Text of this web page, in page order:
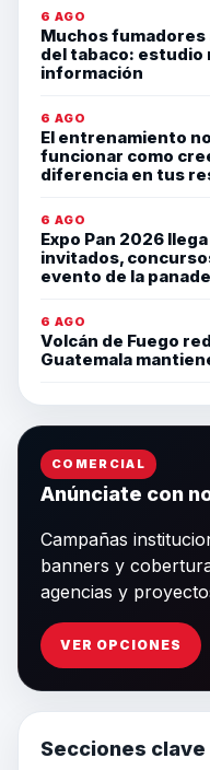
6 AGO
Muchos
del tabaco:
información
6 AGO
El entrenamiento
funcionar como
diferencia en tus
6 AGO
Expo Pan 2026
invitados,
evento de la
6 AGO
Volcán de Fuego
Guatemala
COMERCIAL
Anúnciate con
Campañas
banners y
agencias y
VER OPCIONES
Secciones clave